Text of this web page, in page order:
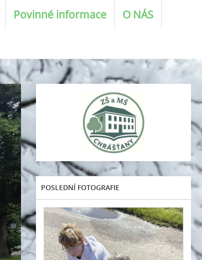
Povinné informace O NÁS
POSLEDNÍ FOTOGRAFIE